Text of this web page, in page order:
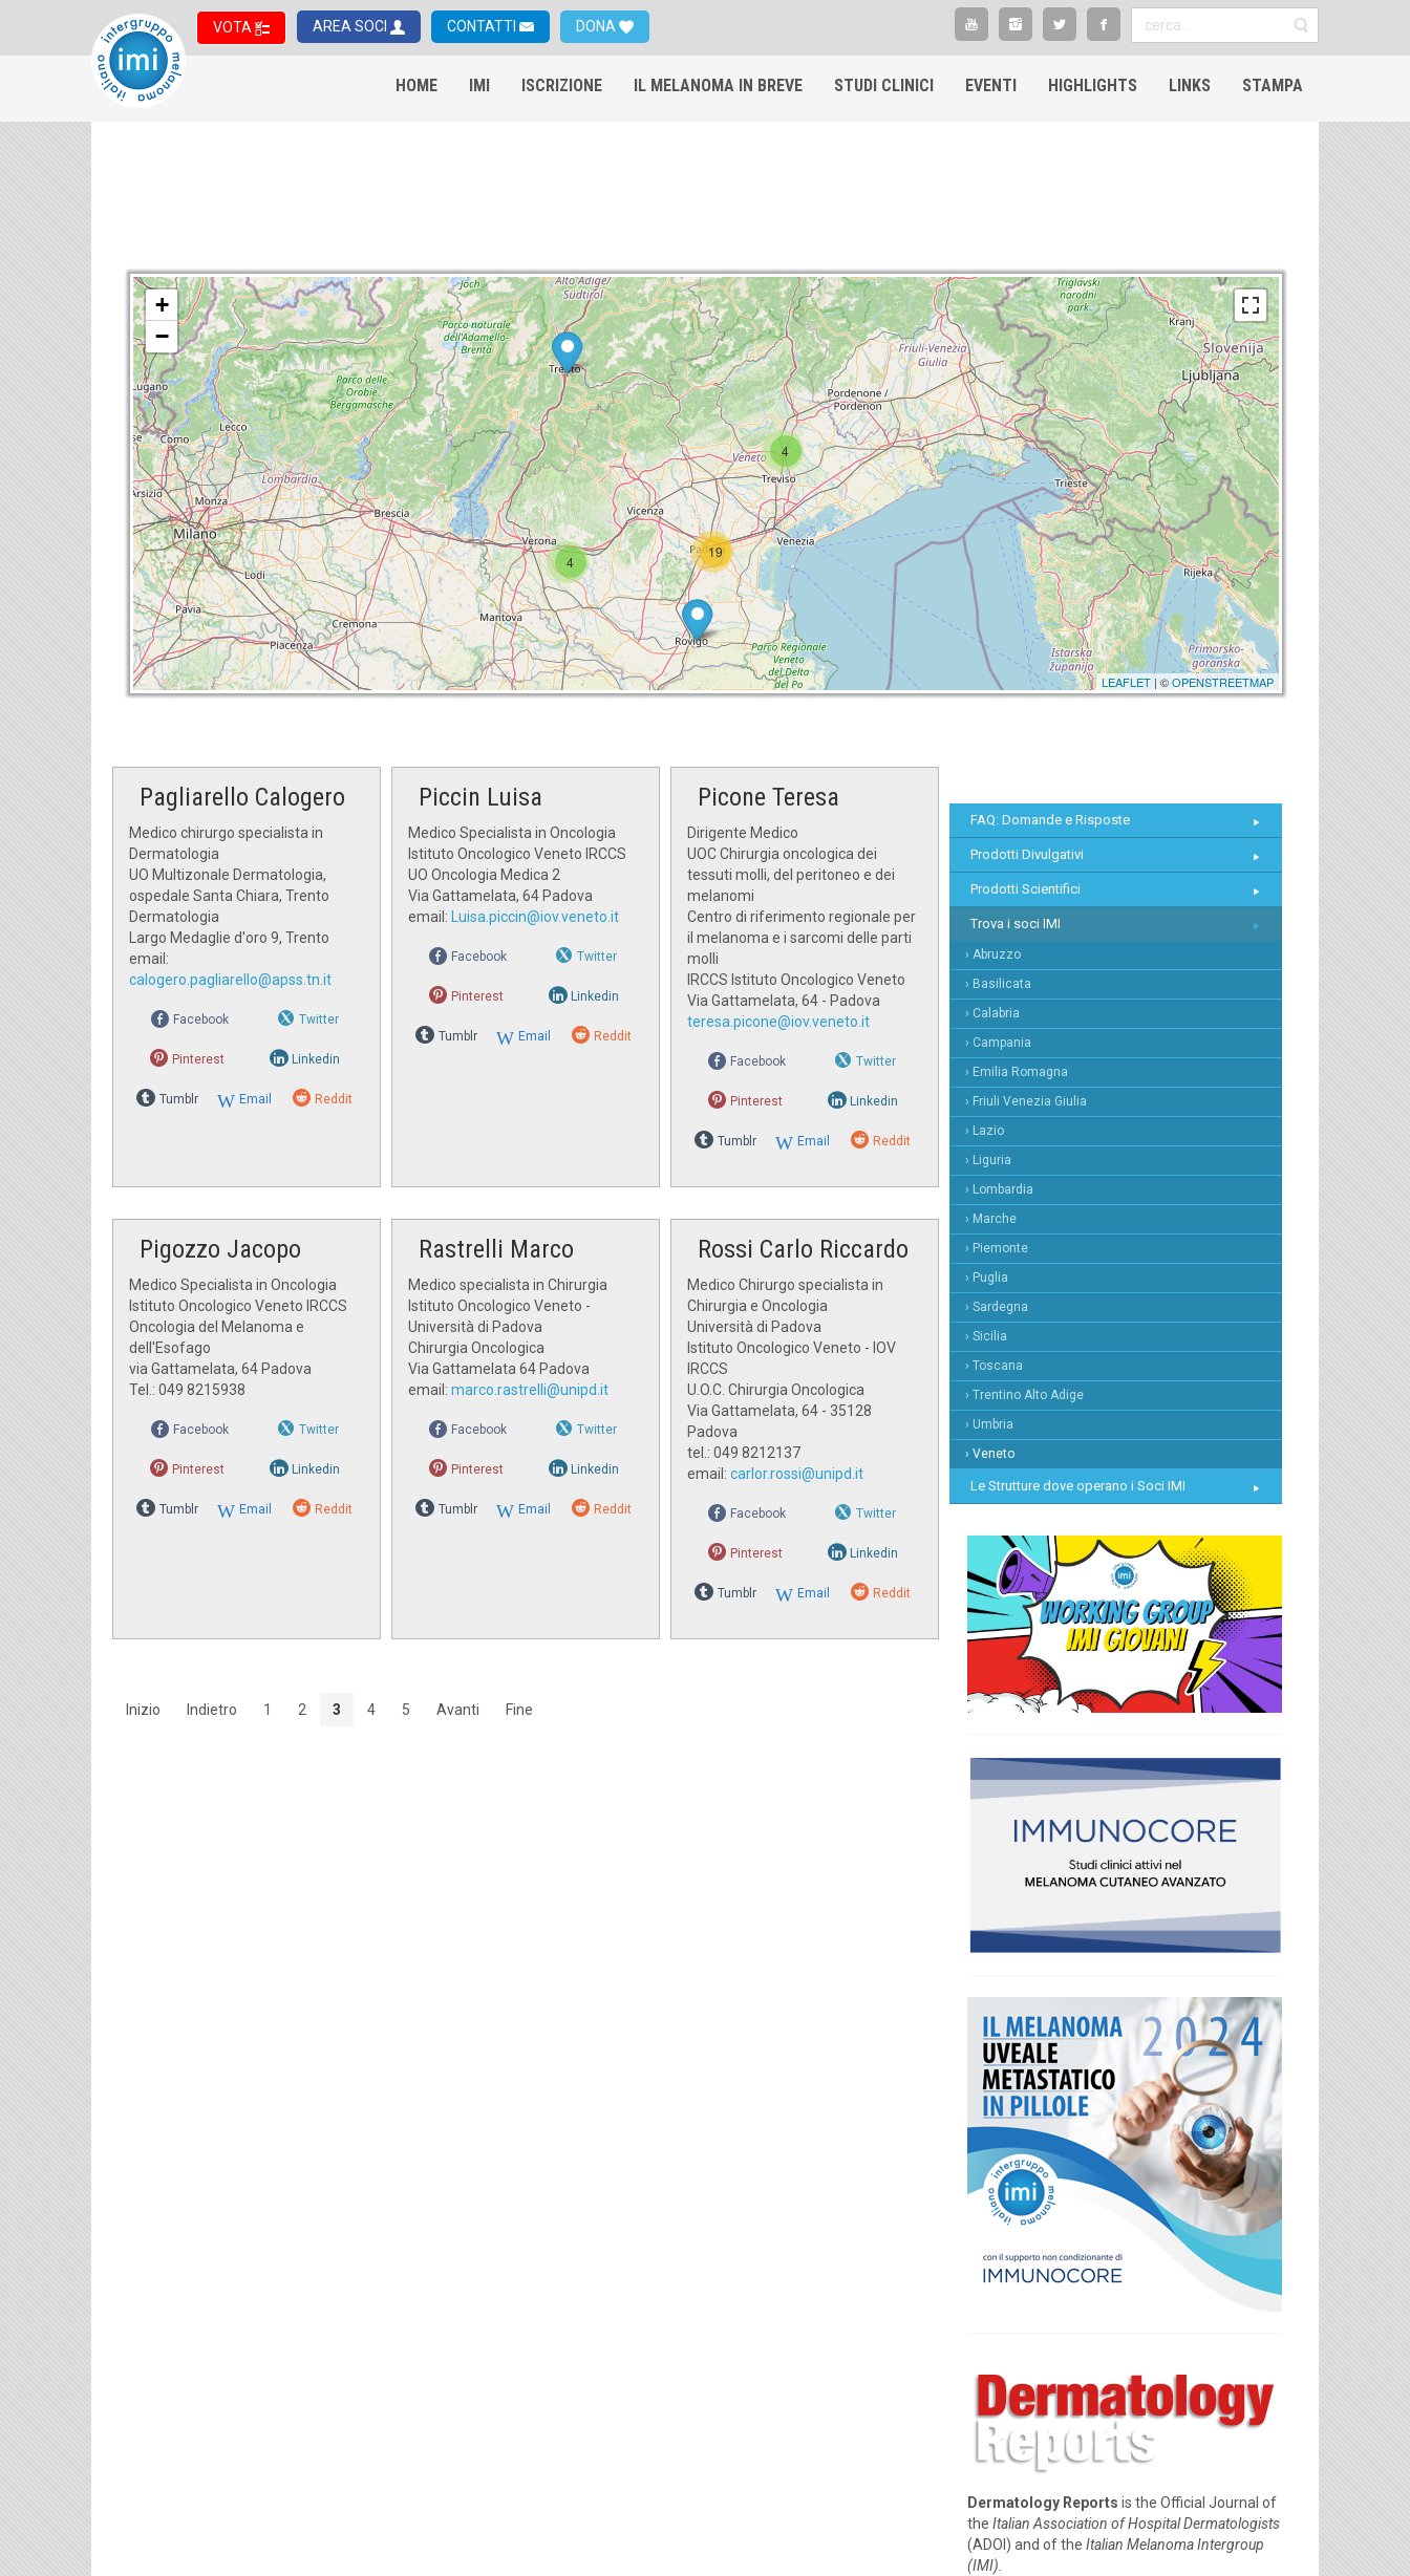
VOTA AREA SOCI CONTATTI DONA
HOME IMI ISCRIZIONE IL MELANOMA IN BREVE STUDI CLINICI EVENTI HIGHLIGHTS​ LINKS STAMPA
4
4
19
+
−
LEAFLET | ©OPENSTREETMAP
Pagliarello Calogero
Medico chirurgo specialista in
Dermatologia
UO Multizonale Dermatologia,
ospedale Santa Chiara, Trento
Dermatologia
Largo Medaglie d'oro 9, Trento
email:
calogero.pagliarello@apss.tn.it
Facebook Twitter
Pinterest Linkedin
Tumblr Email Reddit
Piccin Luisa
Medico Specialista in Oncologia
Istituto Oncologico Veneto IRCCS
UO Oncologia Medica 2
Via Gattamelata, 64 Padova
email: Luisa.piccin@iov.veneto.it
Facebook Twitter
Pinterest Linkedin
Tumblr Email Reddit
Picone Teresa
Dirigente Medico
UOC Chirurgia oncologica dei
tessuti molli, del peritoneo e dei
melanomi
Centro di riferimento regionale per
il melanoma e i sarcomi delle parti
molli
IRCCS Istituto Oncologico Veneto
Via Gattamelata, 64 - Padova
teresa.picone@iov.veneto.it
Facebook Twitter
Pinterest Linkedin
Tumblr Email Reddit
Pigozzo Jacopo
Medico Specialista in Oncologia
Istituto Oncologico Veneto IRCCS
Oncologia del Melanoma e
dell'Esofago
via Gattamelata, 64 Padova
Tel.: 049 8215938
Facebook Twitter
Pinterest Linkedin
Tumblr Email Reddit
Rastrelli Marco
Medico specialista in Chirurgia
Istituto Oncologico Veneto -
Università di Padova
Chirurgia Oncologica
Via Gattamelata 64 Padova
email: marco.rastrelli@unipd.it
Facebook Twitter
Pinterest Linkedin
Tumblr Email Reddit
Rossi Carlo Riccardo
Medico Chirurgo specialista in
Chirurgia e Oncologia
Università di Padova
Istituto Oncologico Veneto - IOV
IRCCS
U.O.C. Chirurgia Oncologica
Via Gattamelata, 64 - 35128
Padova
tel.: 049 8212137
email: carlor.rossi@unipd.it
Facebook Twitter
Pinterest Linkedin
Tumblr Email Reddit
Inizio Indietro 1 2 3 4 5 Avanti Fine
FAQ: Domande e Risposte
Prodotti Divulgativi
Prodotti Scientifici
Trova i soci IMI
› Abruzzo
› Basilicata
› Calabria
› Campania
› Emilia Romagna
› Friuli Venezia Giulia
› Lazio
› Liguria
› Lombardia
› Marche
› Piemonte
› Puglia
› Sardegna
› Sicilia
› Toscana
› Trentino Alto Adige
› Umbria
› Veneto
Le Strutture dove operano i Soci IMI
Dermatology Reports is the Official Journal of
the Italian Association of Hospital Dermatologists
(ADOI) and of the Italian Melanoma Intergroup
(IMI).